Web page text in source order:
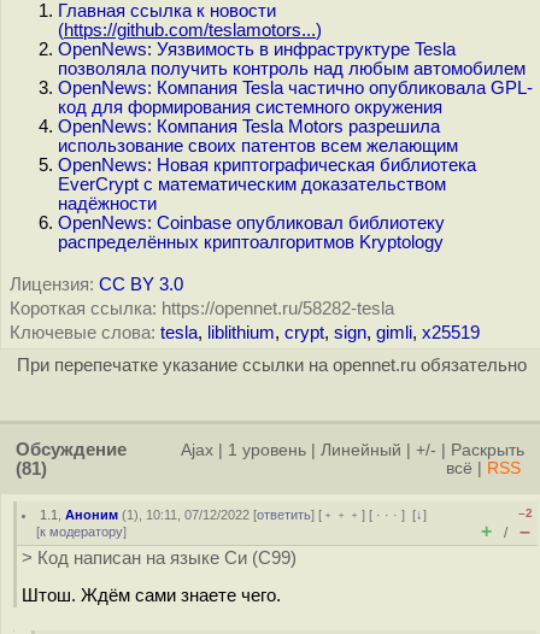
Главная ссылка к новости
(https://github.com/teslamotors...)
OpenNews: Уязвимость в инфраструктуре Tesla
позволяла получить контроль над любым автомобилем
OpenNews: Компания Tesla частично опубликовала GPL-
код для формирования системного окружения
OpenNews: Компания Tesla Motors разрешила
использование своих патентов всем желающим
OpenNews: Новая криптографическая библиотека
EverCrypt с математическим доказательством
надёжности
OpenNews: Coinbase опубликовал библиотеку
распределённых криптоалгоритмов Kryptology
Лицензия: CC BY 3.0
Короткая ссылка: https://opennet.ru/58282-tesla
Ключевые слова: tesla, liblithium, crypt, sign, gimli, x25519
При перепечатке указание ссылки на opennet.ru обязательно
Обсуждение
(81)
Ajax 1 уровень Линейный +/-
Раскрыть
всё
RSS
1.1 ,Аноним (1), 10:11, 07/12/2022 [ответить] [ ﹢﹢﹢] [ · · ·][↓]
[к модератору]
–2
+ / –
> Код написан на языке Си (C99)
Штош. Ждём сами знаете чего.